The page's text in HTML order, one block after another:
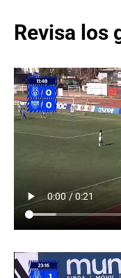
Revisa los